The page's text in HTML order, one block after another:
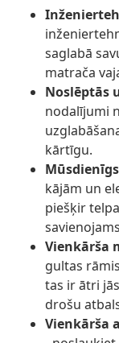
saglabā
matrača
Noslēptās
nodalījumi
kārtīgu.
kājām un
piešķir
Vienkārša
gultas
tas ir ātri
drošu
Vienkārša